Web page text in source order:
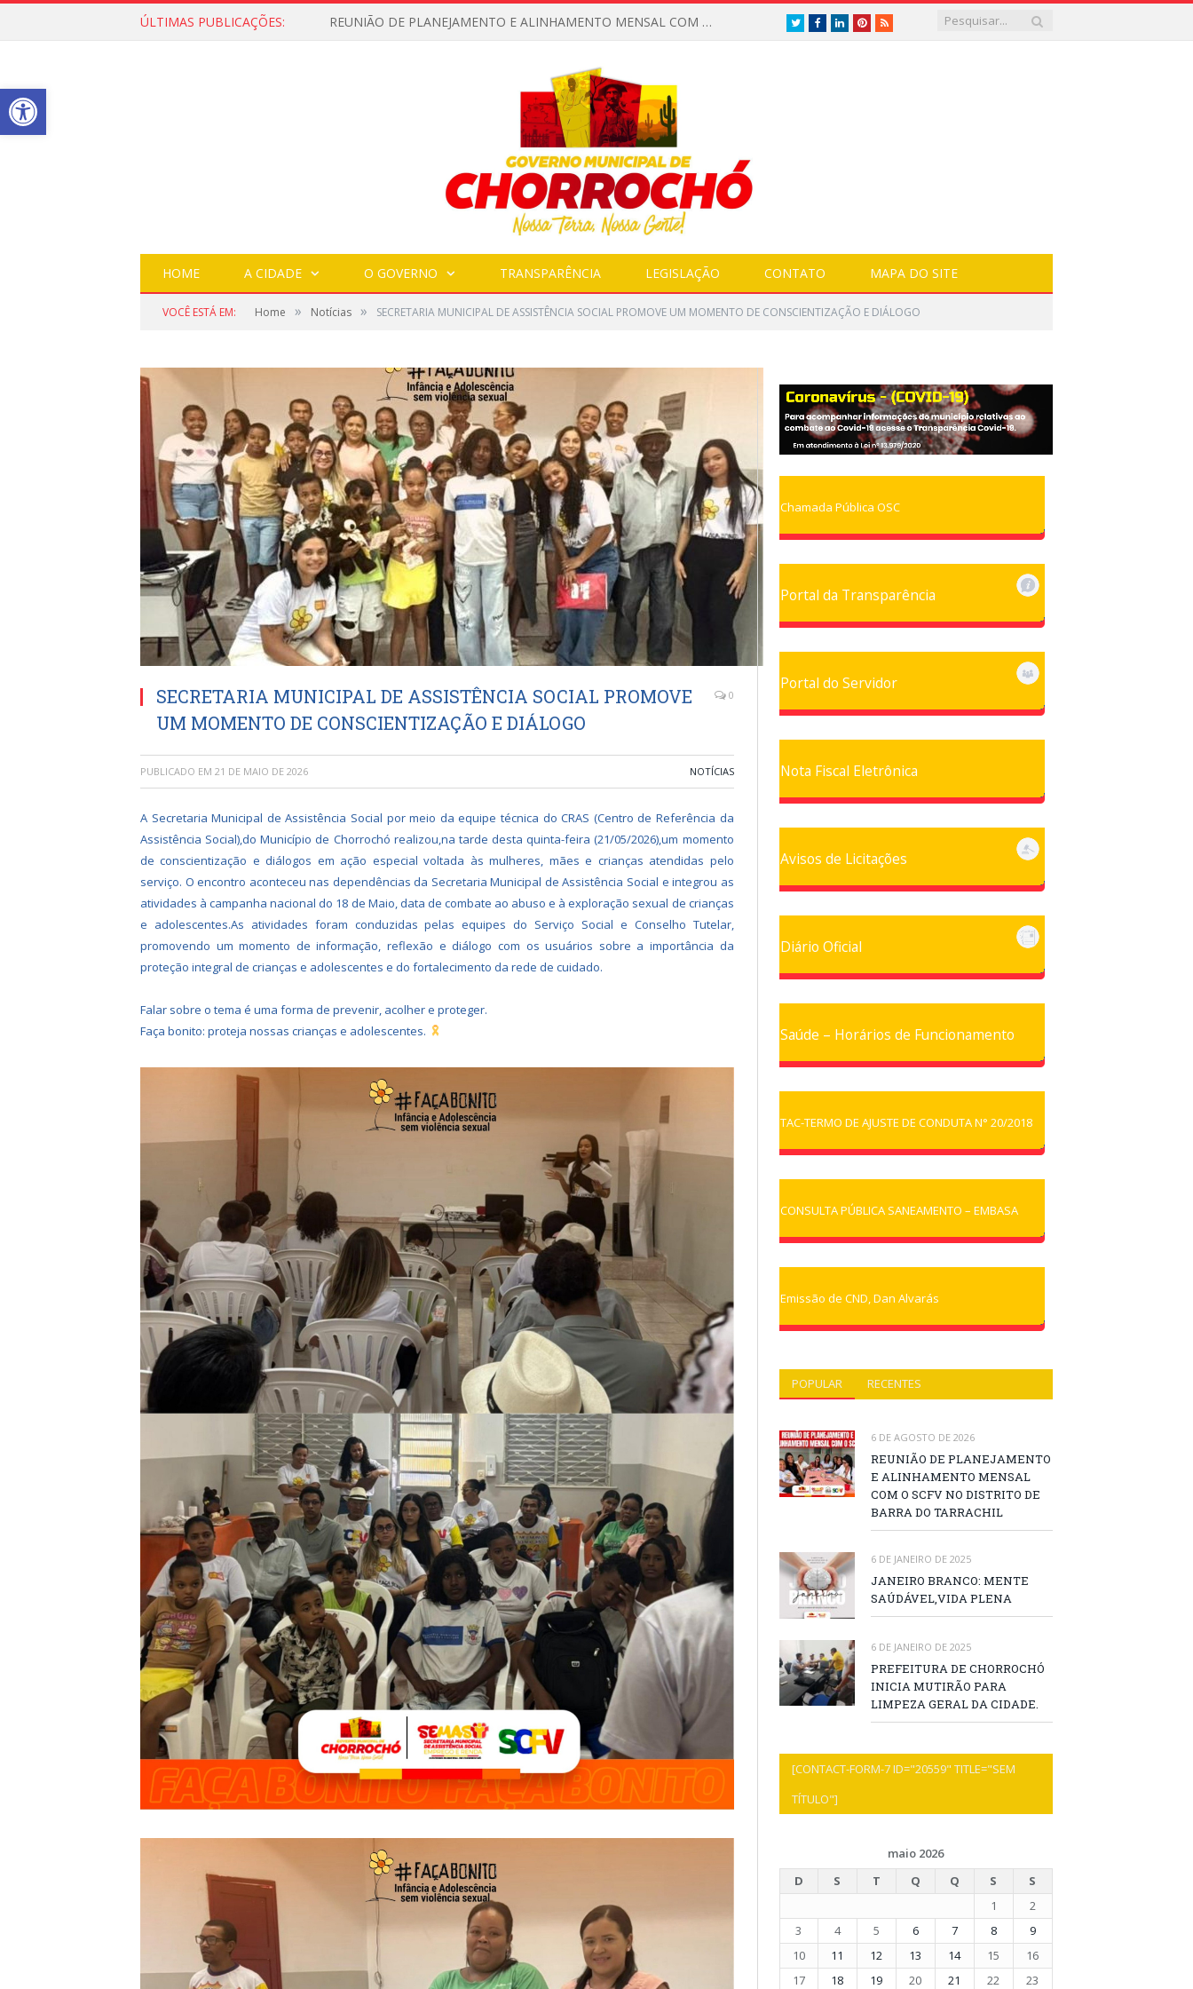
ÚLTIMAS PUBLICAÇÕES: CONVITE A POPULAÇÃO PARA PARTICIPAR DE UMA MANHÃ ESPECIAL DEDICADA ASAÚDE TwitterFacebookLinkedInPinterest
RSS
HOME A CIDADE O GOVERNO TRANSPARÊNCIA LEGISLAÇÃO CONTATO MAPA DO SITE
VOCÊ ESTÁ EM: Home » Notícias » SECRETARIA MUNICIPAL DE ASSISTÊNCIA SOCIAL PROMOVE UM MOMENTO DE CONSCIENTIZAÇÃO E DIÁLOGO
SECRETARIA MUNICIPAL DE ASSISTÊNCIA SOCIAL PROMOVE
UM MOMENTO DE CONSCIENTIZAÇÃO E DIÁLOGO
0
PUBLICADO EM 21 DE MAIO DE 2026 NOTÍCIAS
A Secretaria Municipal de Assistência Social por meio da equipe técnica do CRAS (Centro de Referência da
Assistência Social),do Município de Chorrochó realizou,na tarde desta quinta-feira (21/05/2026),um momento
de conscientização e diálogos em ação especial voltada às mulheres, mães e crianças atendidas pelo
serviço. O encontro aconteceu nas dependências da Secretaria Municipal de Assistência Social e integrou as
atividades à campanha nacional do 18 de Maio, data de combate ao abuso e à exploração sexual de crianças
e adolescentes.As atividades foram conduzidas pelas equipes do Serviço Social e Conselho Tutelar,
promovendo um momento de informação, reflexão e diálogo com os usuários sobre a importância da
proteção integral de crianças e adolescentes e do fortalecimento da rede de cuidado.
Falar sobre o tema é uma forma de prevenir, acolher e proteger.
Faça bonito: proteja nossas crianças e adolescentes.
Chamada Pública OSC
Portal da Transparência
Portal do Servidor
Nota Fiscal Eletrônica
Avisos de Licitações
Diário Oficial
Saúde – Horários de Funcionamento
TAC-TERMO DE AJUSTE DE CONDUTA N° 20/2018
CONSULTA PÚBLICA SANEAMENTO – EMBASA
Emissão de CND, Dan Alvarás
POPULAR RECENTES
6 DE AGOSTO DE 2026
REUNIÃO DE PLANEJAMENTO
E ALINHAMENTO MENSAL
COM O SCFV NO DISTRITO DE
BARRA DO TARRACHIL
6 DE JANEIRO DE 2025
JANEIRO BRANCO: MENTE
SAÚDÁVEL,VIDA PLENA
6 DE JANEIRO DE 2025
PREFEITURA DE CHORROCHÓ
INICIA MUTIRÃO PARA
LIMPEZA GERAL DA CIDADE.
[CONTACT-FORM-7 ID="20559" TITLE="SEM
TÍTULO"]
maio 2026
D
S T Q Q S
S
1
2
3
4 5 6 7 8
9
10
11 12 13 14 15
16
17
18 19 20 21 22 23
Open toolbar